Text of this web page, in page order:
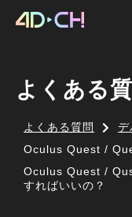
よくある
よくある質問
デ
Oculus Quest /
Oculus Quest /
すればいいの？